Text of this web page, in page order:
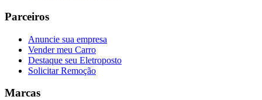
Parceiros
Anuncie sua empresa
Vender meu Carro
Destaque seu Eletroposto
Solicitar Remoção
Marcas